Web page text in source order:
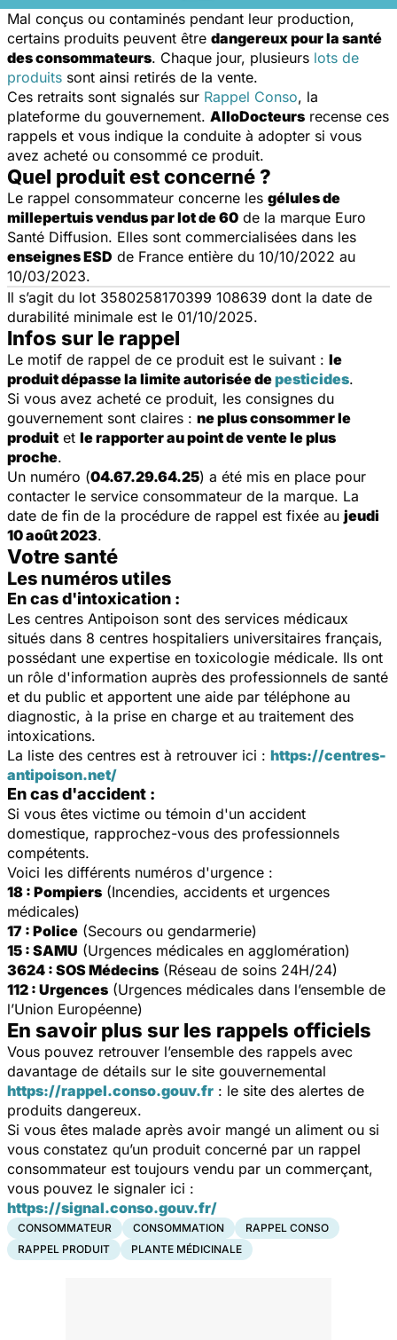
Mal conçus ou contaminés pendant leur production,
certains produits peuvent être dangereux pour la santé
des consommateurs. Chaque jour, plusieurs lots de
produits sont ainsi retirés de la vente.
Ces retraits sont signalés sur Rappel Conso, la
plateforme du gouvernement. AlloDocteurs recense ces
rappels et vous indique la conduite à adopter si vous
avez acheté ou consommé ce produit.
Quel produit est concerné ?
Le rappel consommateur concerne les gélules de
millepertuis vendus par lot de 60 de la marque Euro
Santé Diffusion. Elles sont commercialisées dans les
enseignes ESD de France entière du 10/10/2022 au
10/03/2023.
Il s’agit du lot 3580258170399 108639 dont la date de
durabilité minimale est le 01/10/2025.
Infos sur le rappel
Le motif de rappel de ce produit est le suivant : le
produit dépasse la limite autorisée depesticides.
Si vous avez acheté ce produit, les consignes du
gouvernement sont claires : ne plus consommer le
produit et le rapporter au point de vente le plus
proche.
Un numéro (04.67.29.64.25) a été mis en place pour
contacter le service consommateur de la marque. La
date de fin de la procédure de rappel est fixée au jeudi
10 août 2023.
Votre santé
Les numéros utiles
En cas d'intoxication :
Les centres Antipoison sont des services médicaux
situés dans 8 centres hospitaliers universitaires français,
possédant une expertise en toxicologie médicale. Ils ont
un rôle d'information auprès des professionnels de santé
et du public et apportent une aide par téléphone au
diagnostic, à la prise en charge et au traitement des
intoxications.
La liste des centres est à retrouver ici : https://centres-
antipoison.net/
En cas d'accident :
Si vous êtes victime ou témoin d'un accident
domestique, rapprochez-vous des professionnels
compétents.
Voici les différents numéros d'urgence :
18 : Pompiers (Incendies, accidents et urgences
médicales)
17 : Police (Secours ou gendarmerie)
15 : SAMU (Urgences médicales en agglomération)
3624 : SOS Médecins (Réseau de soins 24H/24)
112 : Urgences (Urgences médicales dans l’ensemble de
l’Union Européenne)
En savoir plus sur les rappels officiels
Vous pouvez retrouver l’ensemble des rappels avec
davantage de détails sur le site gouvernemental
https://rappel.conso.gouv.fr : le site des alertes de
produits dangereux.
Si vous êtes malade après avoir mangé un aliment ou si
vous constatez qu’un produit concerné par un rappel
consommateur est toujours vendu par un commerçant,
vous pouvez le signaler ici :
https://signal.conso.gouv.fr/
CONSOMMATEUR CONSOMMATION
RAPPEL CONSO
RAPPEL PRODUIT
PLANTE MÉDICINALE